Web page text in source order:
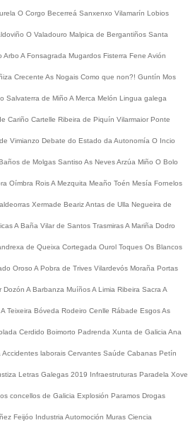
O Corgo Becerreá Sanxenxo Vilamarín Lobios
O Valadouro Malpica de Bergantiños Santa
Arbo A Fonsagrada Mugardos Fisterra Fene Avión
Crecente As Nogais Como que non?! Guntín Mos
Salvaterra de Miño A Merca Melón Lingua galega
Cariño Cartelle Ribeira de Piquín Vilarmaior Ponte
Vimianzo Debate do Estado da Autonomía O Incio
de Molgas Santiso As NevesArzúa Miño O Bolo
Oímbra RoisA Mezquita Meaño Toén Mesía Fornelos
Xermade BearizAntas de Ulla Negueira de
A Baña Vilar de Santos TrasmirasA Mariña Dodro
de Queixa Cortegada Ourol Toques Os Blancos
Oroso A Pobra de Trives Vilardevós Moraña Portas
Dozón A Barbanza MuíñosA Limia Ribeira Sacra A
A Teixeira Bóveda Rodeiro Cenlle Rábade EsgosAs
Cerdido Boimorto Padrenda Xunta de Galicia Ana
Accidentes laborais Cervantes Saúde Cabanas Petín
Letras Galegas 2019 Infraestruturas Paradela Xove
concellos de Galicia Explosión Paramos Drogas
Feijóo Industria Automoción Muras Ciencia